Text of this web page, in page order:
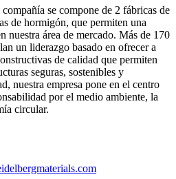
se compone de 2 fábricas de
de hormigón, que permiten una
nuestra área de mercado. Más de 170
un liderazgo basado en ofrecer a
de calidad que permiten
seguras, sostenibles y
nuestra empresa pone en el centro
por el medio ambiente, la
circular.